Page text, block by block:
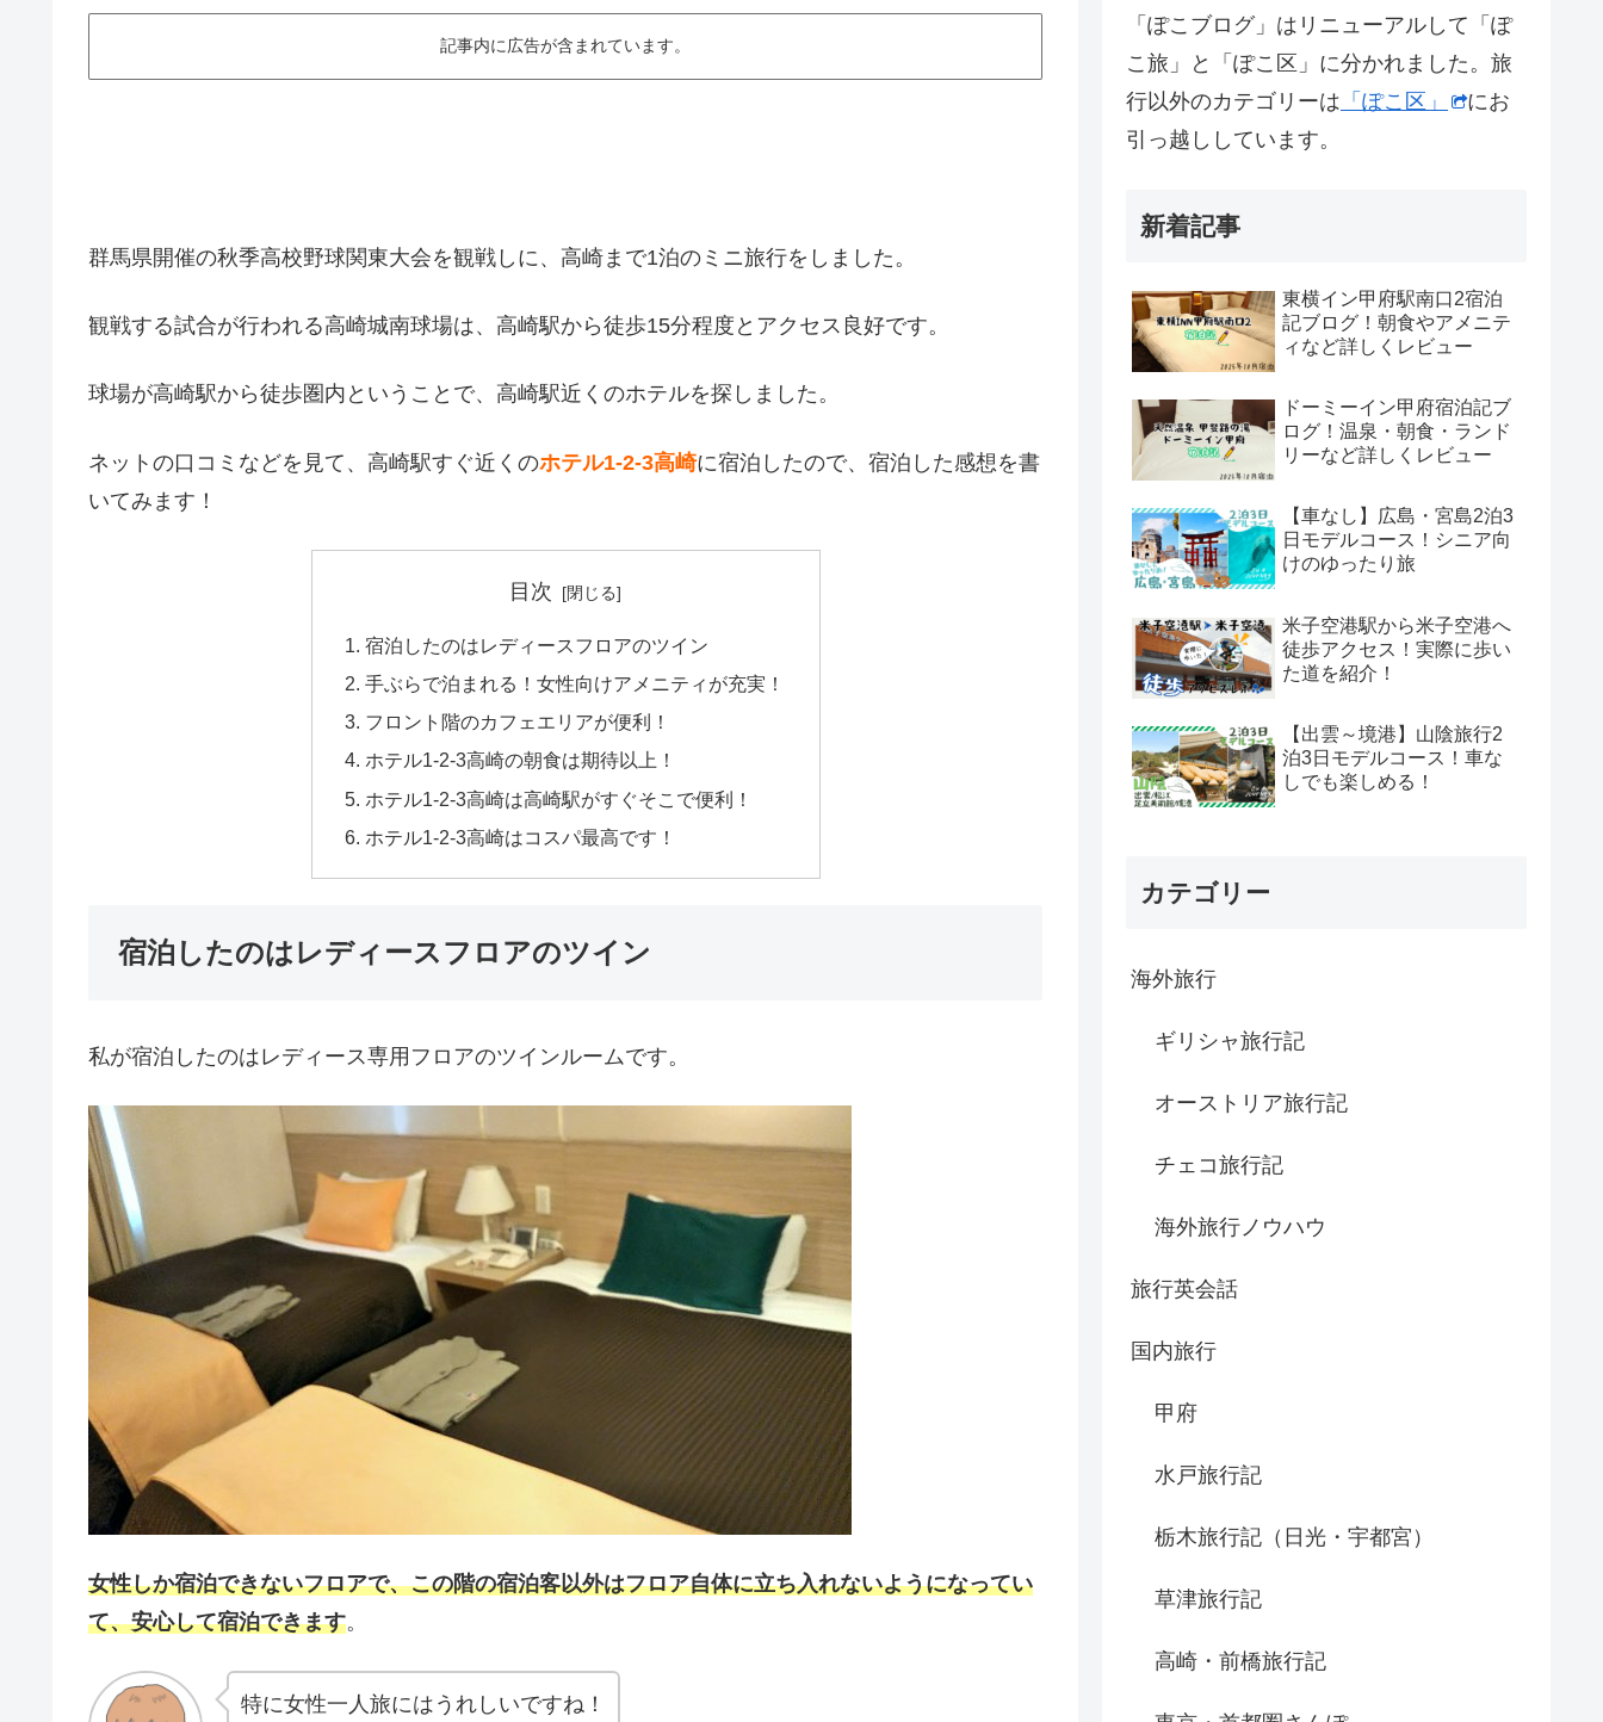
記事内に広告が含まれています。
群馬県開催の秋季高校野球関東大会を観戦しに、高崎まで1泊のミニ旅行をしました。
観戦する試合が行われる高崎城南球場は、高崎駅から徒歩15分程度とアクセス良好です。
球場が高崎駅から徒歩圏内ということで、高崎駅近くのホテルを探しました。
ネットの口コミなどを見て、高崎駅すぐ近くのホテル1-2-3高崎に宿泊したので、宿泊した感想を書
いてみます！
目次
宿泊したのはレディースフロアのツイン
手ぶらで泊まれる！女性向けアメニティが充実！
フロント階のカフェエリアが便利！
ホテル1-2-3高崎の朝食は期待以上！
ホテル1-2-3高崎は高崎駅がすぐそこで便利！
ホテル1-2-3高崎はコスパ最高です！
宿泊したのはレディースフロアのツイン
私が宿泊したのはレディース専用フロアのツインルームです。
女性しか宿泊できないフロアで、この階の宿泊客以外はフロア自体に立ち入れないようになってい
て、安心して宿泊できます。
特に女性一人旅にはうれしいですね！
「ぽこブログ」はリニューアルして「ぽ
こ旅」と「ぽこ区」に分かれました。旅
行以外のカテゴリーは 「ぽこ区」
にお
引っ越ししています。
新着記事
東横イン甲府駅南口2宿泊
記ブログ！朝食やアメニテ
ィなど詳しくレビュー
ドーミーイン甲府宿泊記ブ
ログ！温泉・朝食・ランド
リーなど詳しくレビュー
【車なし】広島・宮島2泊3
日モデルコース！シニア向
けのゆったり旅
米子空港駅から米子空港へ
徒歩アクセス！実際に歩い
た道を紹介！
【出雲～境港】山陰旅行2
泊3日モデルコース！車な
しでも楽しめる！
カテゴリー
海外旅行
ギリシャ旅行記
オーストリア旅行記
チェコ旅行記
海外旅行ノウハウ
旅行英会話
国内旅行
甲府
水戸旅行記
栃木旅行記（日光・宇都宮）
草津旅行記
高崎・前橋旅行記